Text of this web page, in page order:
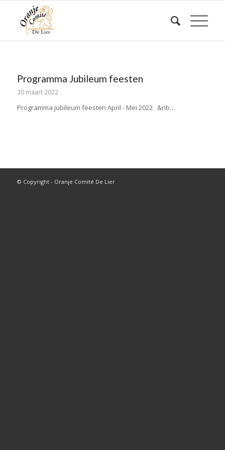
Programma Jubileum feesten
30 maart 2022
Programma jubileum feesten April - Mei 2022 &nb…
© Copyright - Oranje Comité De Lier